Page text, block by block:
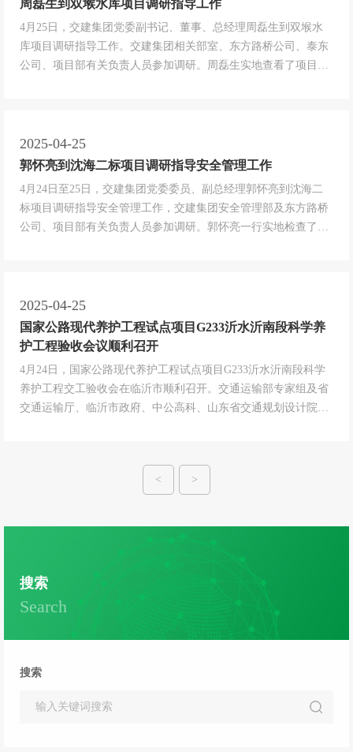
周磊生到双堠水库项目调研指导工作
4月25日，交建集团党委副书记、董事、总经理周磊生到双堠水
库项目调研指导工作。交建集团相关部室、东方路桥公司、泰东
公司、项目部有关负责人员参加调研。周磊生实地查看了项目桩
示肯定，并对后续工作提出...
2025-04-25
郭怀亮到沈海二标项目调研指导安全管理工作
4月24日至25日，交建集团党委委员、副总经理郭怀亮到沈海二
标项目调研指导安全管理工作，交建集团安全管理部及东方路桥
公司、项目部有关负责人员参加调研。郭怀亮一行实地检查了项
见。他指出，项目部一...
2025-04-25
国家公路现代养护工程试点项目G233沂水沂南段科学养
护工程验收会议顺利召开
4月24日，国家公路现代养护工程试点项目G233沂水沂南段科学
养护工程交工验收会在临沂市顺利召开。交通运输部专家组及省
交通运输厅、临沂市政府、中公高科、山东省交通规划设计院集
科学养护工程具有较强的创新性，应用效果良好，具有良好的推
< >
搜索
Search
搜索